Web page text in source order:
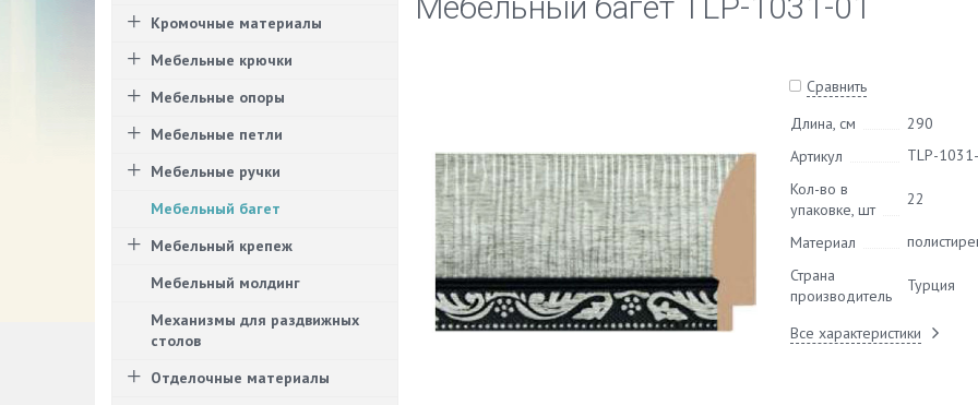
Сравнить
Длина, см
290
Артикул
TLP-
Кол-во в
упаковке, шт
22
Материал
Страна
производитель
Турция
Все характеристики
Кромочные материалы
Мебельные крючки
Мебельные опоры
Мебельные петли
Мебельные ручки
Мебельный багет
Мебельный крепеж
Мебельный молдинг
Механизмы для раздвижных
столов
Отделочные материалы